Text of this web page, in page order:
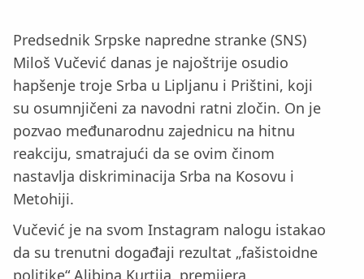
Predsednik Srpske napredne stranke (SNS)
Miloš Vučević danas je najoštrije osudio
hapšenje troje Srba u Lipljanu i Prištini, koji
su osumnjičeni za navodni ratni zločin. On je
pozvao međunarodnu zajednicu na hitnu
reakciju, smatrajući da se ovim činom
nastavlja diskriminacija Srba na Kosovu i
Metohiji.
Vučević je na svom Instagram nalogu istakao
da su trenutni događaji rezultat „fašistoidne